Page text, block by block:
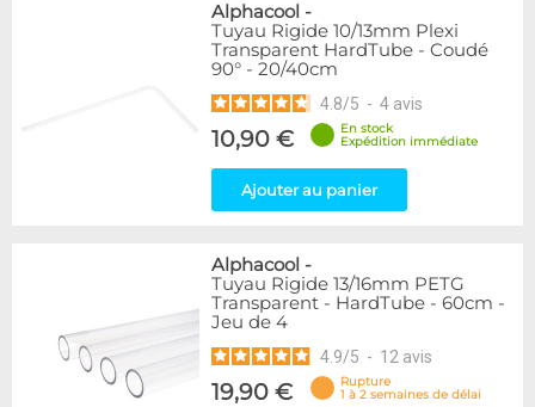
Alphacool -
Tuyau Rigide 10/13mm Plexi
Transparent HardTube - Coudé
90° - 20/40cm
4.8/5 - 4 avis
10,90 €
En stock
Expédition immédiate
Ajouter au panier
Alphacool -
Tuyau Rigide 13/16mm PETG
Transparent - HardTube - 60cm -
Jeu de 4
4.9/5 - 12 avis
19,90 €
Rupture
1 à 2 semaines de délai